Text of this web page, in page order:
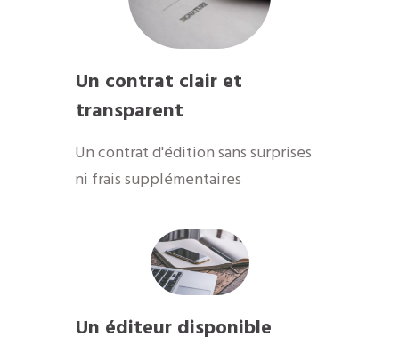
Un contrat clair et
transparent
Un contrat d'édition sans surprises
ni frais supplémentaires
Un éditeur disponible